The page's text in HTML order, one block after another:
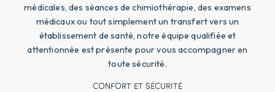
médicales, des séances de chimiothérapie, des examens
médicaux ou tout simplement un transfert vers un
établissement de santé, notre équipe qualifiée et
attentionnée est présente pour vous accompagner en
toute sécurité.
CONFORT ET SÉCURITÉ